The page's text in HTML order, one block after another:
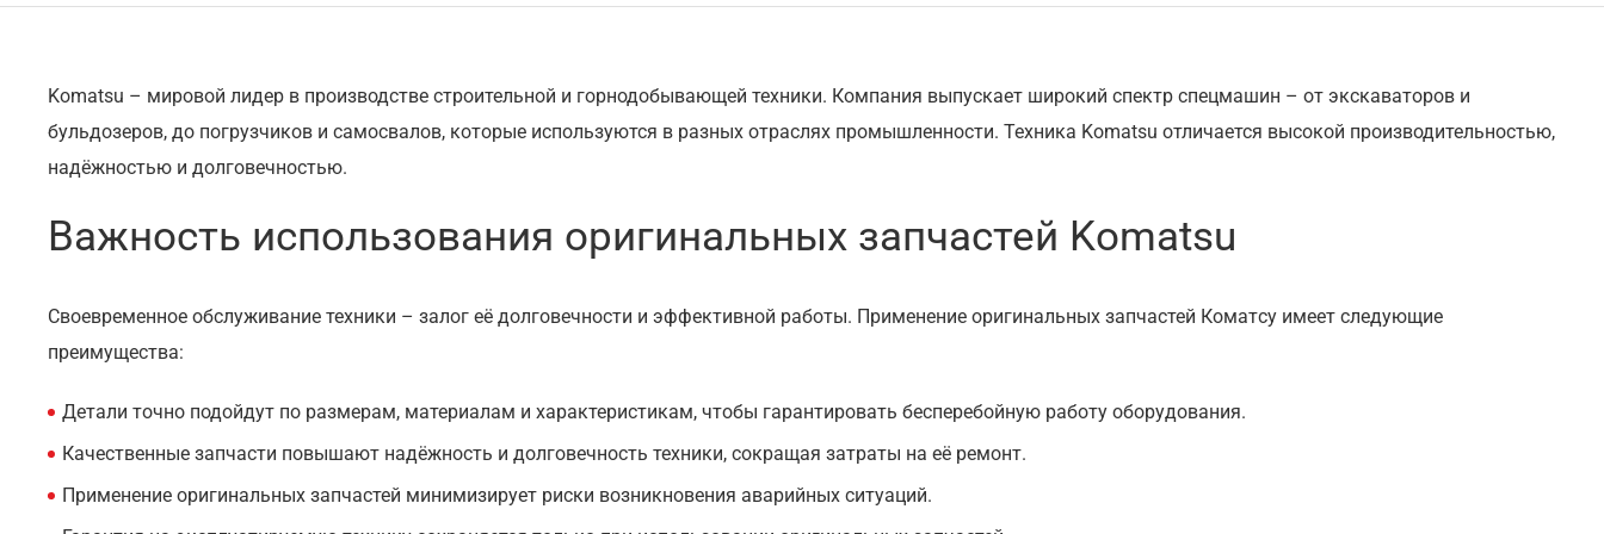
Komatsu – мировой лидер в производстве строительной и горнодобывающей техники. Компания выпускает широкий спектр спецмашин – от экскаваторов и
бульдозеров, до погрузчиков и самосвалов, которые используются в разных отраслях промышленности. Техника Komatsu отличается высокой производительностью,
надёжностью и долговечностью.
Важность использования оригинальных запчастей Komatsu
Своевременное обслуживание техники – залог её долговечности и эффективной работы. Применение оригинальных запчастей Коматcу имеет следующие
преимущества:
Детали точно подойдут по размерам, материалам и характеристикам, чтобы гарантировать бесперебойную работу оборудования.
Качественные запчасти повышают надёжность и долговечность техники, сокращая затраты на её ремонт.
Применение оригинальных запчастей минимизирует риски возникновения аварийных ситуаций.